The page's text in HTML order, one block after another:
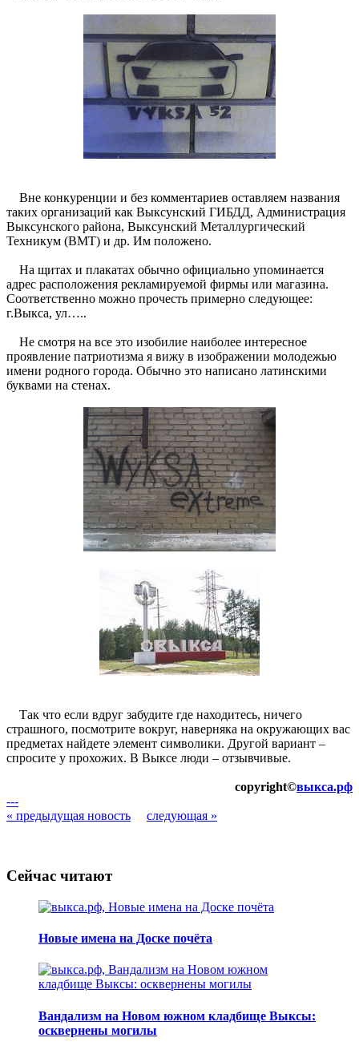
Вне конкуренции и без комментариев оставляем названия
таких организаций как Выксунский ГИБДД, Администрация
Выксунского района, Выксунский Металлургический
Техникум (ВМТ) и др. Им положено.
На щитах и плакатах обычно официально упоминается
адрес расположения рекламируемой фирмы или магазина.
Соответственно можно прочесть примерно следующее:
г.Выкса, ул…..
Не смотря на все это изобилие наиболее интересное
проявление патриотизма я вижу в изображении молодежью
имени родного города. Обычно это написано латинскими
буквами на стенах.
Так что если вдруг забудите где находитесь, ничего
страшного, посмотрите вокруг, наверняка на окружающих вас
предметах найдете элемент символики. Другой вариант –
спросите у прохожих. В Выксе люди – отзывчивые.
copyright©выкса.рф
---
« предыдущая новость
следующая »
Сейчас читают
Новые имена на Доске почёта
Вандализм на Новом южном кладбище Выксы:
осквернены могилы